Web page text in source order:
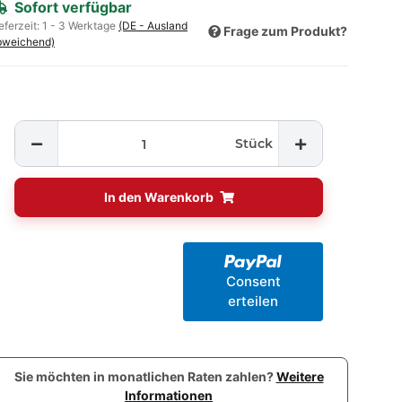
Sofort verfügbar
1 - 3 Werktage (DE - Ausland
Frage zum Produkt?
Stück
In den Warenkorb
Consent
erteilen
Sie möchten in monatlichen Raten zahlen?Weitere
Informationen